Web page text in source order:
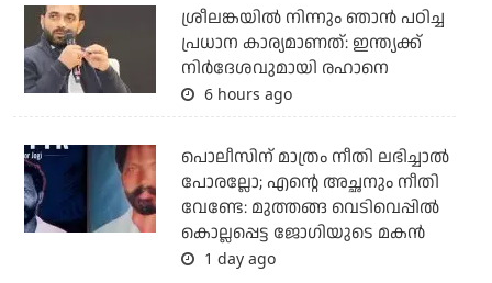
ശ്രീലങ്കയില്‍ നിന്നും ഞാന്‍ പഠിച്ച
പ്രധാന കാര്യമാണത്: ഇന്ത്യക്ക്
നിര്‍ദേശവുമായി രഹാനെ
6 hours ago
പൊലീസിന് മാത്രം നീതി ലഭിച്ചാല്‍
പോരല്ലോ; എന്റെ അച്ഛനും നീതി
വേണ്ടേ: മുത്തങ്ങ വെടിവെപ്പില്‍
കൊല്ലപ്പെട്ട ജോഗിയുടെ മകന്‍
1 day ago